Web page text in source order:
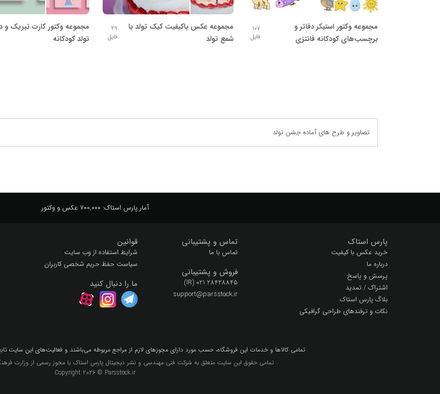
مجموعه وکتور استیکر دفاتر و
برچسب‌های کودکانه فانتزی
107
فایل
مجموعه عکس باکیفیت کیک تولد با
شمع تولد
29
فایل
مجموعه وکتور کارت تبریک و
تولد کودکانه
تصاویر و طرح های آماده جشن تولد
آمار پارس استاک:
پارس استاک
خرید عکس با کیفیت
درباره ما
پرسش و پاسخ
اشتراک / تمدید
بلاگ پارس استاک
نکات و ترفندهای طراحی گرافیکی
تماس و پشتیبانی
تماس با ما
فروش و پشتیبانی
(IR) 021 28428845
support@parsstock.ir
قوانین
شرایط استفاده از وب سایت
سیاست حفظ حریم شخصی کاربران
ما را دنبال کنید
تمامي كالاها و خدمات اين فروشگاه، حسب مورد داراي مجوزهاي لازم از مراجع مربوطه مي‌باشند و فعاليت‌هاي اين سايت
تمامی حقوق این سایت متعلق به شرکت فنی مهندسی و نشر دیجیتال پارس استاک با مجوز رسمی از وزارت
Copyright 2026 © Parsstock.ir